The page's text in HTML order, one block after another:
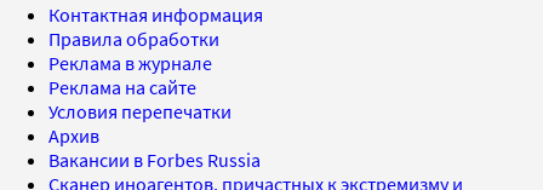
Контактная информация
Правила обработки
Реклама в журнале
Реклама на сайте
Условия перепечатки
Архив
Вакансии в Forbes Russia
Сканер иноагентов, причастных к экстремизму и